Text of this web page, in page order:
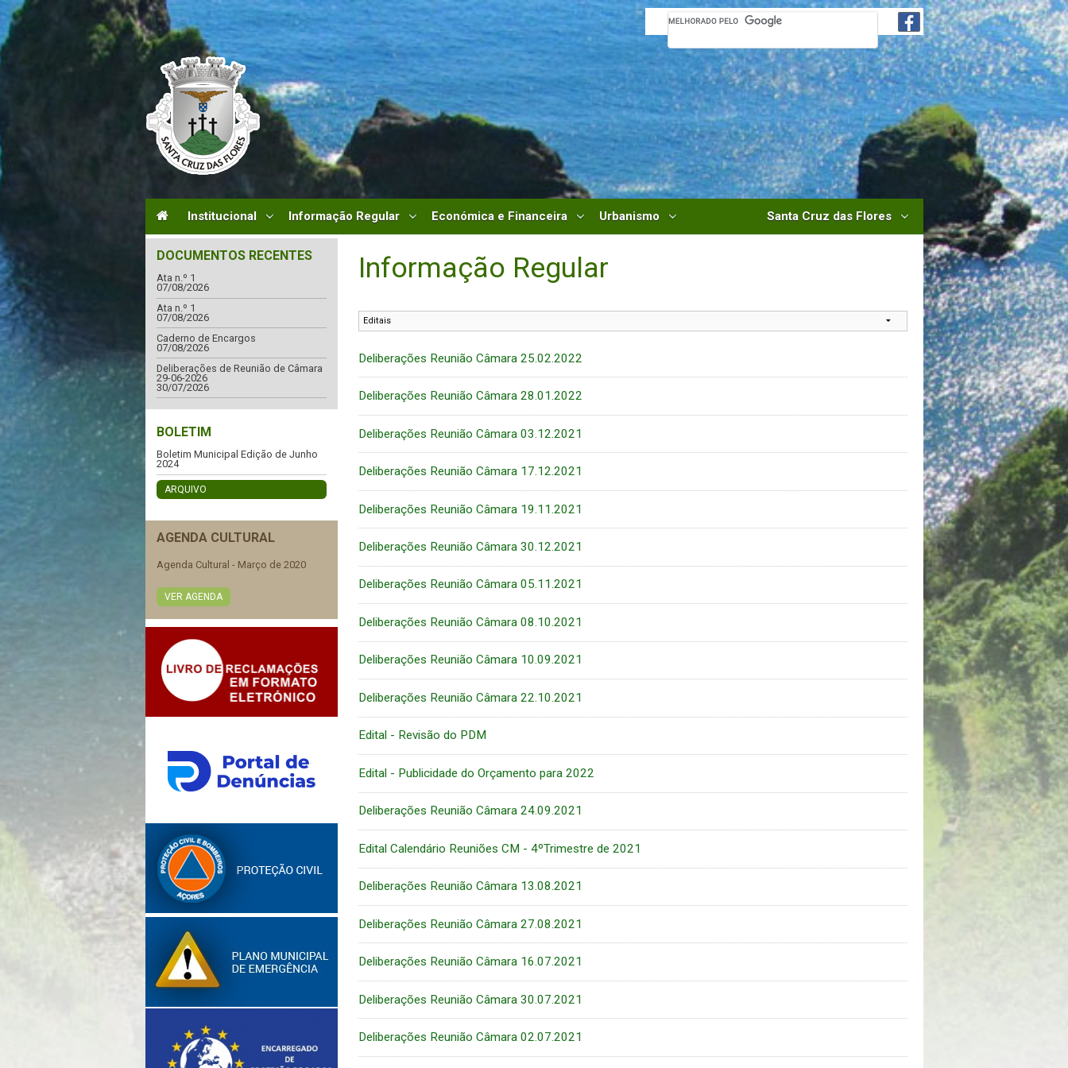
Institucional Informação Regular Económica e Financeira Urbanismo Santa Cruz das Flores
DOCUMENTOS RECENTES
Ata n.º 1
07/08/2026
Ata n.º 1
07/08/2026
Caderno de Encargos
07/08/2026
Deliberações de Reunião de Câmara
29-06-2026
30/07/2026
BOLETIM
Boletim Municipal Edição de Junho
2024
ARQUIVO
AGENDA CULTURAL
Agenda Cultural - Março de 2020
VER AGENDA
Informação Regular
Deliberações Reunião Câmara 25.02.2022
Deliberações Reunião Câmara 28.01.2022
Deliberações Reunião Câmara 03.12.2021
Deliberações Reunião Câmara 17.12.2021
Deliberações Reunião Câmara 19.11.2021
Deliberações Reunião Câmara 30.12.2021
Deliberações Reunião Câmara 05.11.2021
Deliberações Reunião Câmara 08.10.2021
Deliberações Reunião Câmara 10.09.2021
Deliberações Reunião Câmara 22.10.2021
Edital - Revisão do PDM
Edital - Publicidade do Orçamento para 2022
Deliberações Reunião Câmara 24.09.2021
Edital Calendário Reuniões CM - 4ºTrimestre de 2021
Deliberações Reunião Câmara 13.08.2021
Deliberações Reunião Câmara 27.08.2021
Deliberações Reunião Câmara 16.07.2021
Deliberações Reunião Câmara 30.07.2021
Deliberações Reunião Câmara 02.07.2021